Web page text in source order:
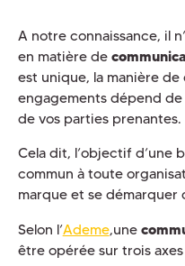
A notre connaissance, il
en matière de
est unique, la manière
engagements dépend
de vos parties prenantes.
Cela dit, l’objectif d’une
commun à toute
marque et se démarquer
Selon l’Ademe,une
être opérée sur trois axes